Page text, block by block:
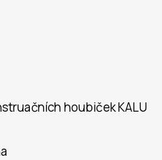
houbiček KALU